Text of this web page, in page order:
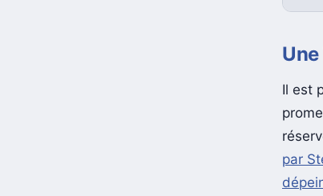
Il est
par